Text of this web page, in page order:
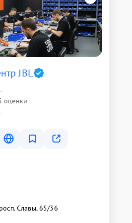
JBL
оценки
Славы, 65/36